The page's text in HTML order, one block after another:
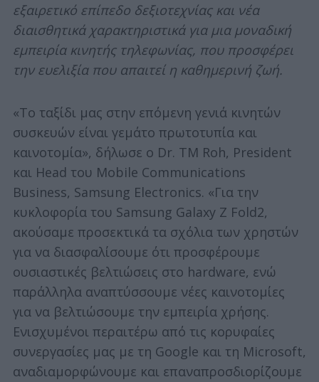
εξαιρετικό επίπεδο δεξιοτεχνίας και νέα
διαισθητικά χαρακτηριστικά για μια μοναδική
εμπειρία κινητής τηλεφωνίας, που προσφέρει
την ευελιξία που απαιτεί η καθημερινή ζωή.
«Το ταξίδι μας στην επόμενη γενιά κινητών
συσκευών είναι γεμάτο πρωτοτυπία και
καινοτομία», δήλωσε ο Dr. TM Roh, President
και Head του Mobile Communications
Business, Samsung Electronics. «Για την
κυκλοφορία του Samsung Galaxy Z Fold2,
ακούσαμε προσεκτικά τα σχόλια των χρηστών
για να διασφαλίσουμε ότι προσφέρουμε
ουσιαστικές βελτιώσεις στο hardware, ενώ
παράλληλα αναπτύσσουμε νέες καινοτομίες
για να βελτιώσουμε την εμπειρία χρήσης.
Ενισχυμένοι περαιτέρω από τις κορυφαίες
συνεργασίες μας με τη Google και τη Microsoft,
αναδιαμορφώνουμε και επαναπροσδιορίζουμε